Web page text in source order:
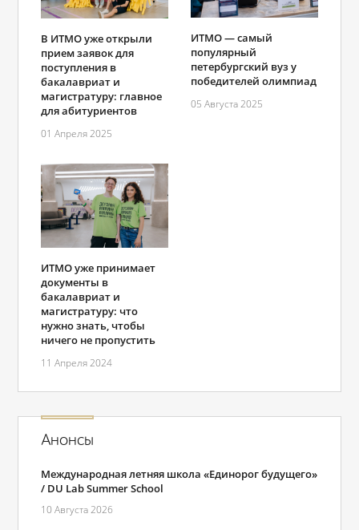
В ИТМО уже открыли
прием заявок для
поступления в
бакалавриат и
магистратуру: главное
для абитуриентов
01 Апреля 2025
ИТМО ― самый
популярный
петербургский вуз у
победителей олимпиад
05 Августа 2025
ИТМО уже принимает
документы в
бакалавриат и
магистратуру: что
нужно знать, чтобы
ничего не пропустить
11 Апреля 2024
Анонсы
Международная летняя школа «Единорог будущего»
/ DU Lab Summer School
10 Августа 2026